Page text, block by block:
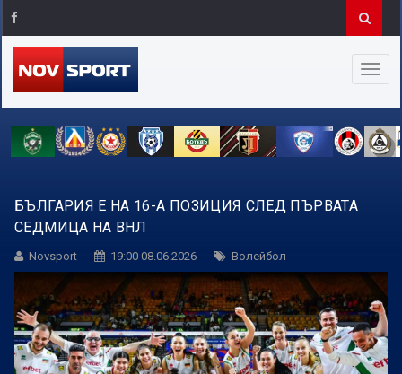
БЪЛГАРИЯ Е НА 16-А ПОЗИЦИЯ СЛЕД ПЪРВАТА
СЕДМИЦА НА ВНЛ
Novsport 19:00 08.06.2026 Волейбол